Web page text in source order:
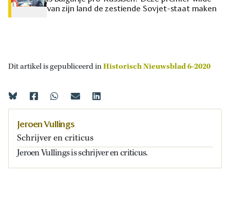
van zijn land de zestiende Sovjet-staat maken
Dit artikel is gepubliceerd inHistorisch Nieuwsblad 6-2020
Jeroen Vullings
Schrijver en criticus
Jeroen Vullings is schrijver en criticus.